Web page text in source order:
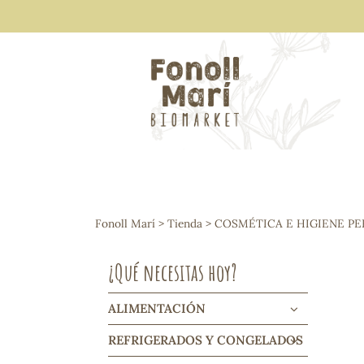
Arroces y legumbres
Frutos secos y snacks
Cereales, mueslis, hinchados y
Galletas y dulces
Vinos y cavas
Condimentos y salsas
Harinas y sémolas
Pasta
Fonoll Marí > Tienda > COSMÉTICA E HIGIENE
¿Qué necesitas hoy?
ALIMENTACIÓN
REFRIGERADOS Y CONGELADOS